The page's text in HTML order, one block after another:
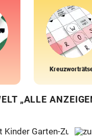
„ALLE